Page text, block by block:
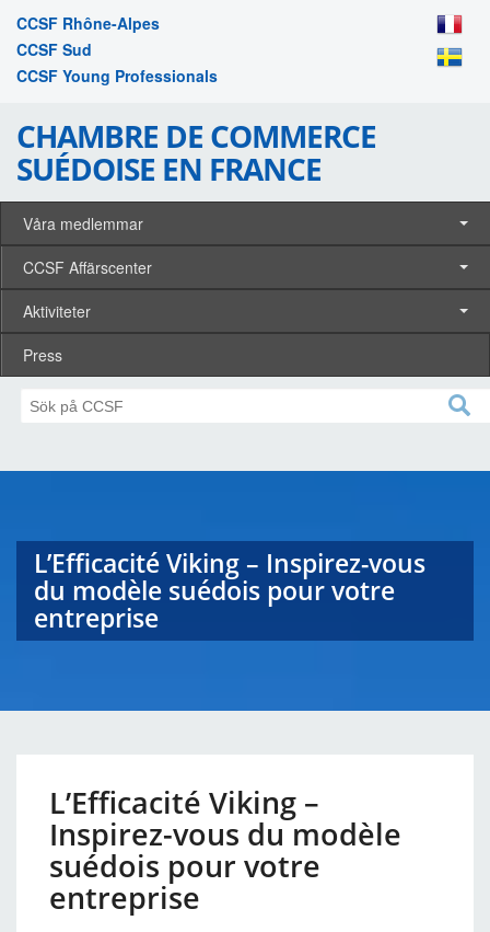
CCSF Rhône-Alpes
CCSF Sud
CCSF Young Professionals
CHAMBRE DE COMMERCE
SUÉDOISE EN FRANCE
Våra medlemmar
CCSF Affärscenter
Aktiviteter
Press
L’Efficacité Viking – Inspirez-vous
du modèle suédois pour votre
entreprise
L’Efficacité Viking –
Inspirez-vous du modèle
suédois pour votre
entreprise